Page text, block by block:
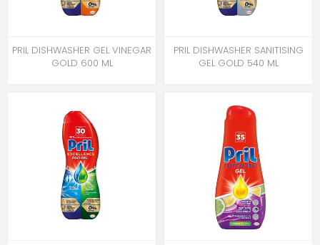
PRIL DISHWASHER GEL VINEGAR
GOLD 600 ML
PRIL DISHWASHER SANITISING
GEL GOLD 540 ML